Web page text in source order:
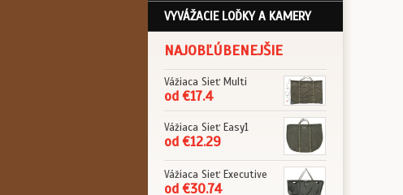
VYVÁŽACIE LOĎKY A KAMERY
NAJOBĽÚBENEJŠIE
Vážiaca Sieť Multi
od €17.4
Vážiaca Sieť Easy1
od €12.29
Vážiaca Sieť Executive
od €30.74